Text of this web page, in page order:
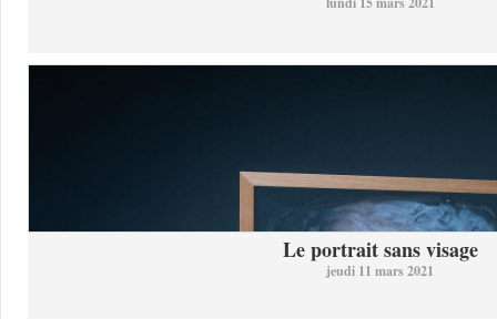
Le portrait sans visage
jeudi 11 mars 2021